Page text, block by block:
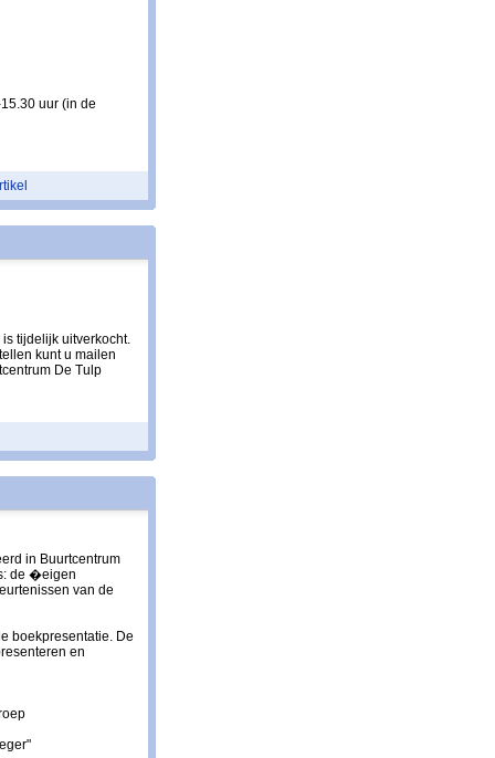
uur (in de
tijdelijk uitverkocht.
kunt u mailen
De Tulp
in Buurtcentrum
de �eigen
van de
boekpresentatie. De
en